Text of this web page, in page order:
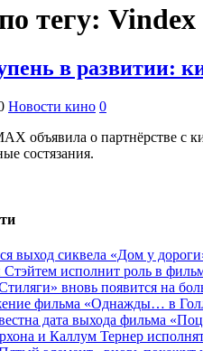
тегу: Vindex
в развитии:
Новости кино 0
объявила о партнёрстве с
состязания.
выход сиквела «Дом у
исполнит роль в
вновь появится на
фильма «Однажды… в
дата выхода фильма
и Каллум Тернер